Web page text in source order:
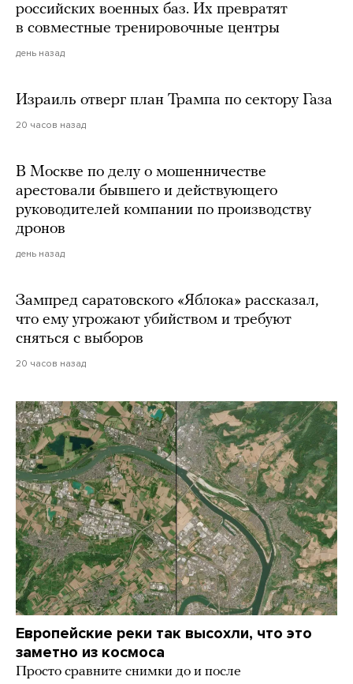
российских военных баз. Их превратят
в совместные тренировочные центры
день назад
Израиль отверг план Трампа по сектору Газа
20 часов назад
В Москве по делу о мошенничестве
арестовали бывшего и действующего
руководителей компании по производству
дронов
день назад
Зампред саратовского «Яблока» рассказал,
что ему угрожают убийством и требуют
сняться с выборов
20 часов назад
Европейские реки так высохли, что это
заметно из космоса
Просто сравните снимки до и после